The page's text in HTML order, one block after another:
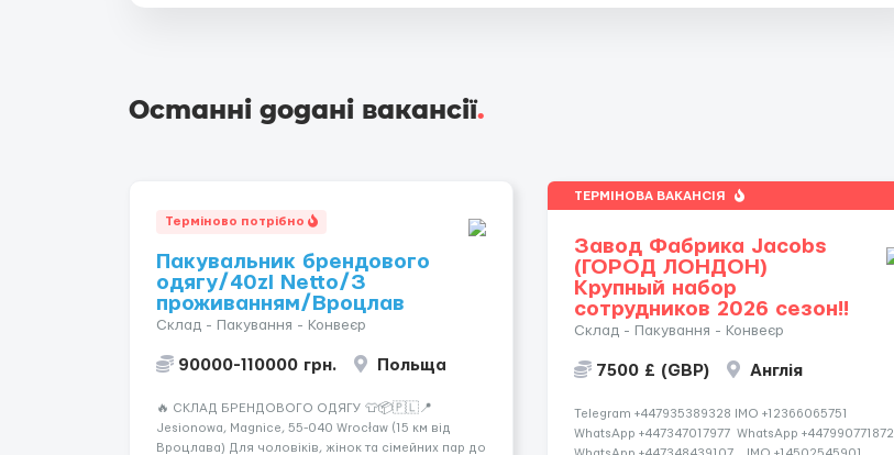
Останні додані вакансії.
Терміново потрібно
Пакувальник брендового
одягу/40zl Netto/З
проживанням/Вроцлав
Склад - Пакування - Конвеєр
90000-110000 грн. Польща
🔥 СКЛАД БРЕНДОВОГО ОДЯГУ 👕📦🇵🇱📍
Jesionowa, Magnice, 55-040 Wrocław (15 км від
Вроцлава) Для чоловіків, жінок та сімейних пар до
ТЕРМІНОВА ВАКАНСІЯ
Завод Фабрика Jacobs
(ГОРОД ЛОНДОН)
Крупный набор
сотрудников 2026 сезон!!
Склад - Пакування - Конвеєр
7500 £ (GBP) Англія
Telegram +447935389328 IMO +12366065751
WhatsApp +447347017977 WhatsApp +447990771872